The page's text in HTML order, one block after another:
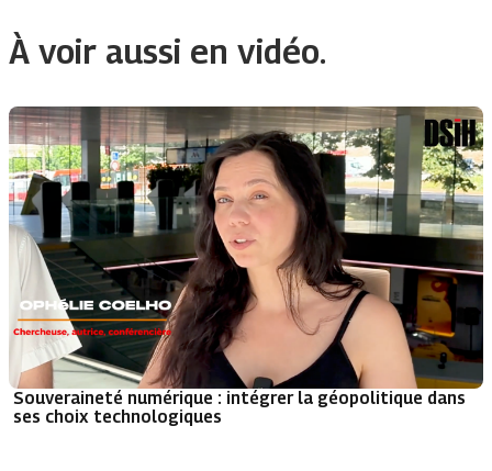
À voir aussi en vidéo.
Souveraineté numérique : intégrer la géopolitique dans
ses choix technologiques